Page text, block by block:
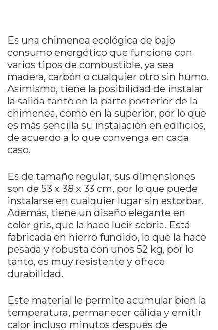
Es una chimenea ecológica de bajo
consumo energético que funciona con
varios tipos de combustible, ya sea
madera, carbón o cualquier otro sin humo.
Asimismo, tiene la posibilidad de instalar
la salida tanto en la parte posterior de la
chimenea, como en la superior, por lo que
es más sencilla su instalación en edificios,
de acuerdo a lo que convenga en cada
caso.
Es de tamaño regular, sus dimensiones
son de 53 x 38 x 33 cm, por lo que puede
instalarse en cualquier lugar sin estorbar.
Además, tiene un diseño elegante en
color gris, que la hace lucir sobria. Está
fabricada en hierro fundido, lo que la hace
pesada y robusta con unos 52 kg, por lo
tanto, es muy resistente y ofrece
durabilidad.
Este material le permite acumular bien la
temperatura, permanecer cálida y emitir
calor incluso minutos después de